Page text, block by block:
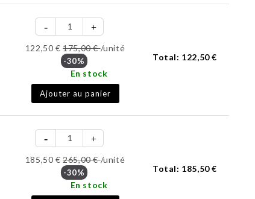
122,50 €175,00 €/unité
-30%
En stock
Ajouter au panier
Total: 122,50 €
185,50 €265,00 €/unité
-30%
En stock
Total: 185,50 €